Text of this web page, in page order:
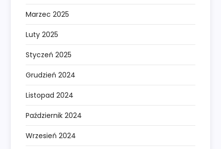
Marzec 2025
Luty 2025
Styczeń 2025
Grudzień 2024
Listopad 2024
Październik 2024
Wrzesień 2024